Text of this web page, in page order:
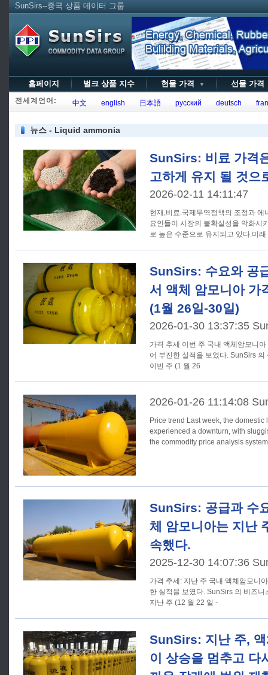
SunSirs--중국 상품 데이터 그룹
홈페이지 벌크 상품 지수 현물 가격 ▼ 선물 가
전세계언어: 中文 english 日本語 русский deutsch
뉴스 - Liquid ammonia
SunSirs: 비료 가격
고하게 유지 될 것으
2026-02-11 14:11:47
현재,비료.국제무역정책의 조정과
요인들이 시장의 불확실성을 악화시
로 높은 수준으로 유지되고 있다.미
SunSirs: 수요와 공
서 액체 암모니아 가
(1월 26일-30일)
2026-01-30 13:37:35
가격 추세 이번 주 국내 액체암모니아 시장은 전주와 같은 하락세를 이
어 부진한 실적을 보였다. SunSirs
이번 주 (1 월 26
2026-01-26 11:14:08
Price trend Last week, the domestic liquid ammonia market
experienced a downturn, with
the commodity price analysis
SunSirs: 공급과 수
체 암모니아는 지난
속했다.
2025-12-30 14:07:36
가격 추세: 지난 주 국내 액체암모니아 시장은 하락세를 계속하며 부진
한 실적을 보였다. SunSirs 의 비즈
지난 주 (12 월 22 일 -
SunSirs: 지난 주,
이 상승을 멈추고 다